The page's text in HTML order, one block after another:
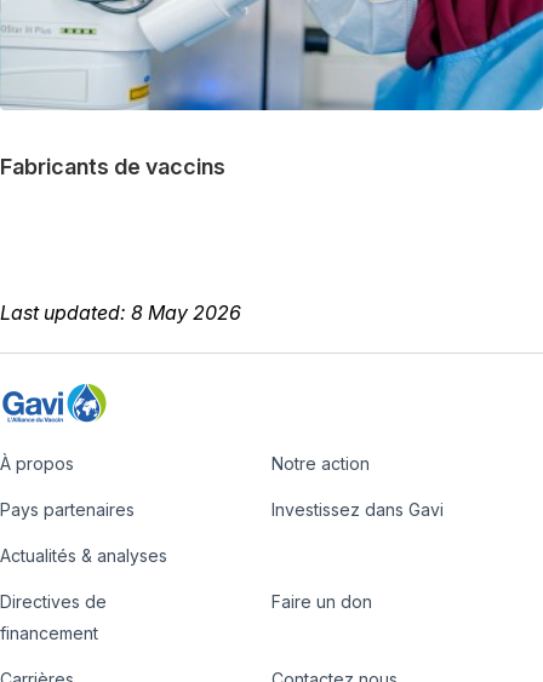
Fabricants de vaccins
Last updated: 8 May 2026
Footer
À propos Notre action
Pays partenaires Investissez dans Gavi
Actualités & analyses
Country
Directives de
financement
Faire un don